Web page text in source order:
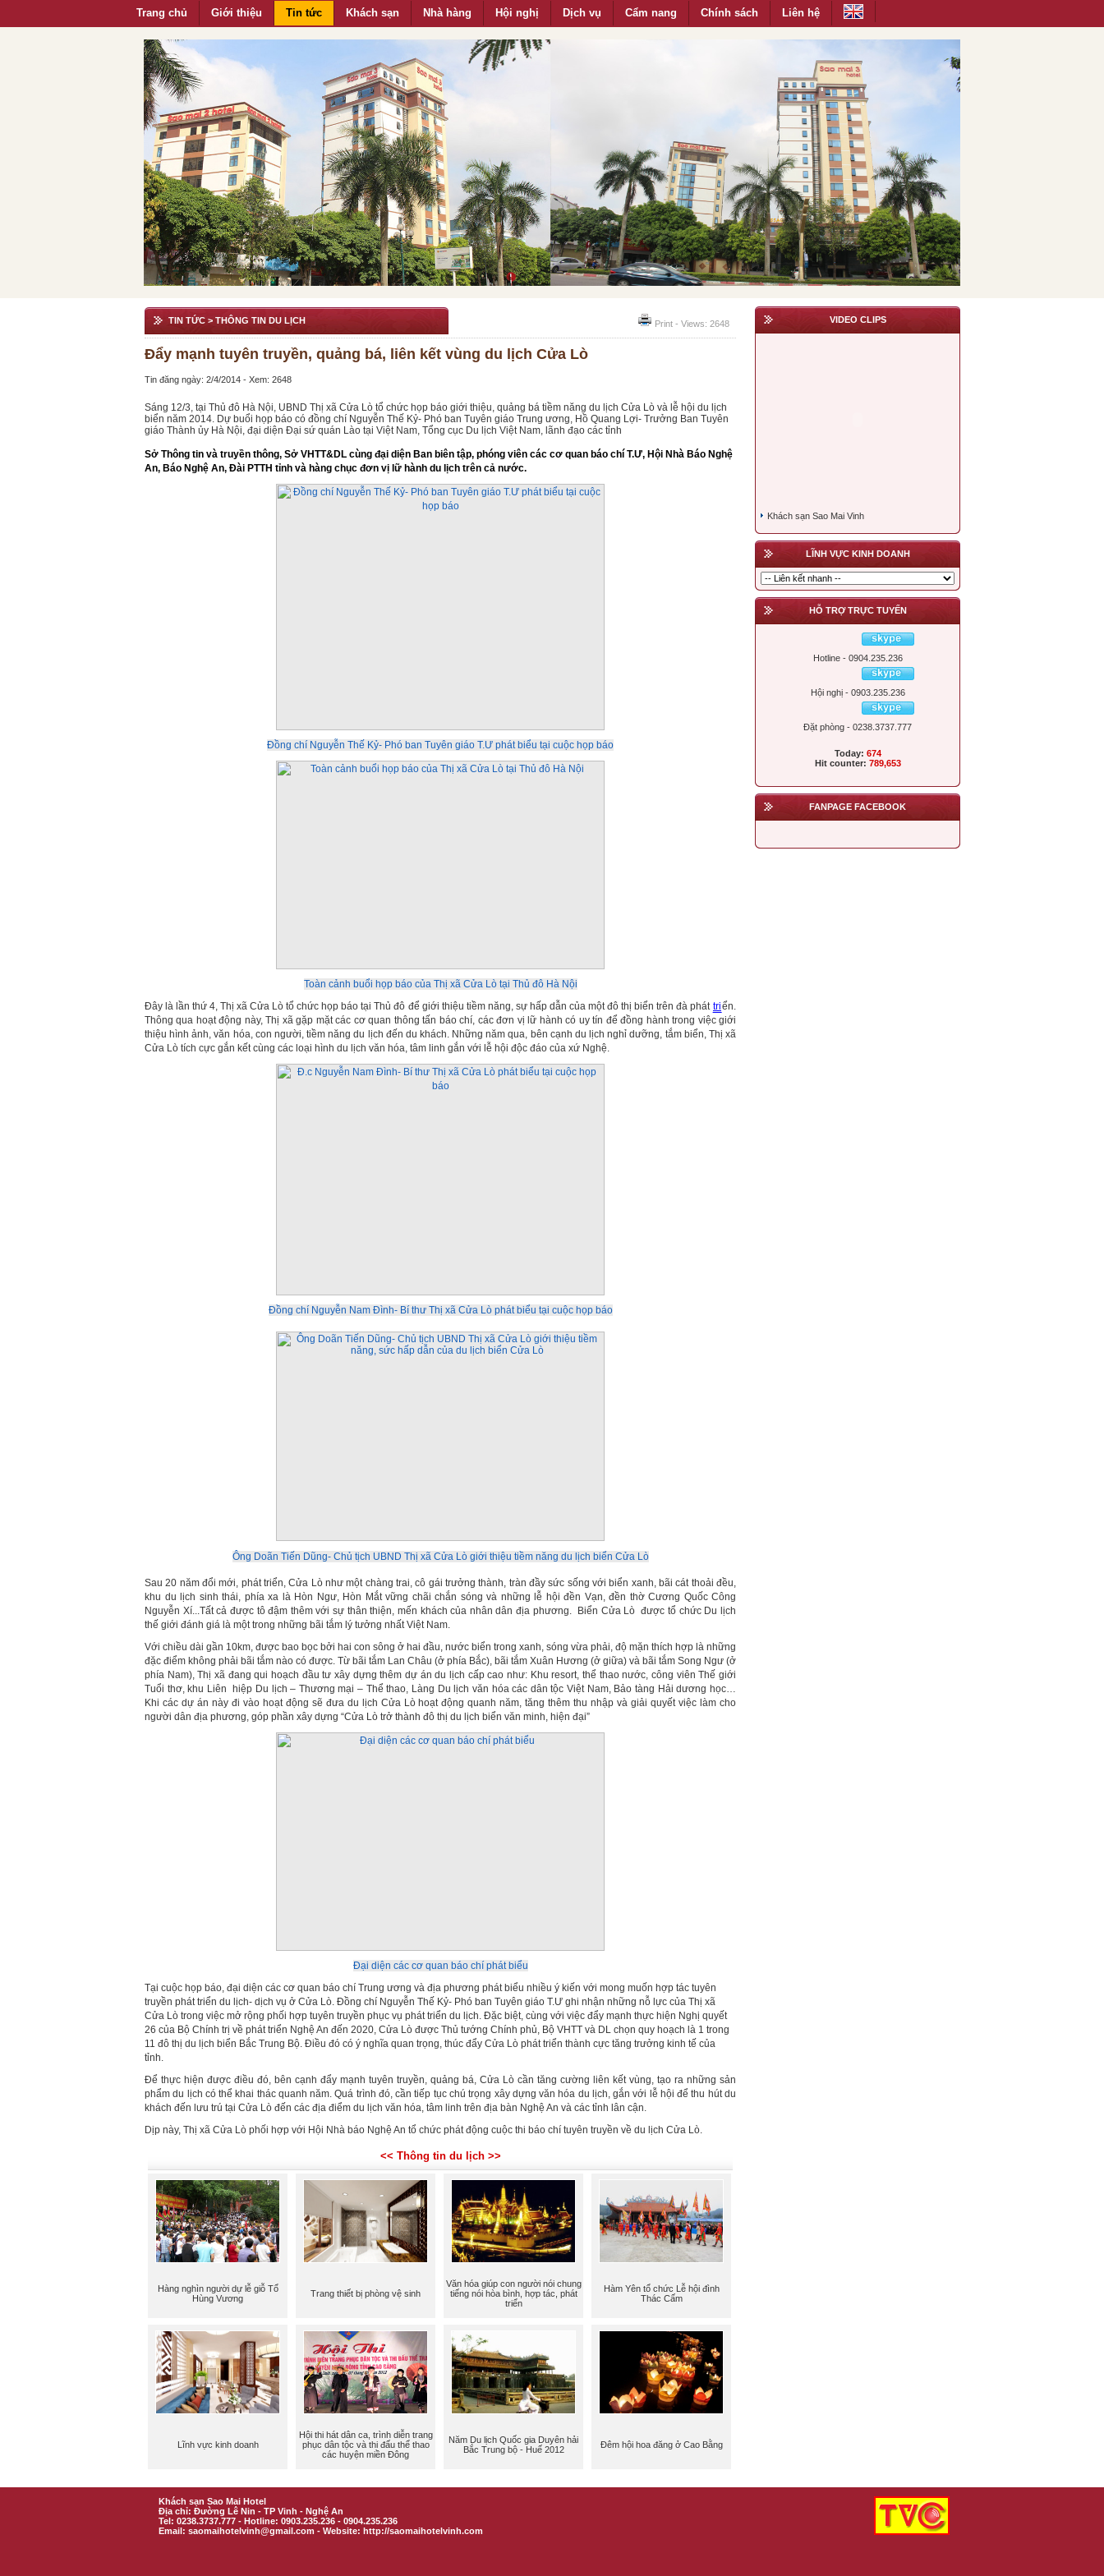
Trang chủ Giới thiệu Tin tức Khách sạn Nhà hàng Hội nghị Dịch vụ Cẩm nang Chính sách Liên hệ
TIN TỨC > THÔNG TIN DU LỊCH Print - Views: 2648
Đẩy mạnh tuyên truyền, quảng bá, liên kết vùng du lịch Cửa Lò
Tin đăng ngày: 2/4/2014 - Xem: 2648
Sáng 12/3, tại Thủ đô Hà Nội, UBND Thị xã Cửa Lò tổ chức họp báo giới thiệu, quảng bá tiềm năng du lịch Cửa Lò và lễ hội du lịch
biển năm 2014. Dự buổi họp báo có đồng chí Nguyễn Thế Kỷ- Phó ban Tuyên giáo Trung ương, Hồ Quang Lợi- Trưởng Ban Tuyên
giáo Thành ủy Hà Nội, đại diện Đại sứ quán Lào tại Việt Nam, Tổng cục Du lịch Việt Nam, lãnh đạo các tỉnh
Sở Thông tin và truyền thông, Sở VHTT&DL cùng đại diện Ban biên tập, phóng viên các cơ quan báo chí T.Ư, Hội Nhà Báo Nghệ
An, Báo Nghệ An, Đài PTTH tỉnh và hàng chục đơn vị lữ hành du lịch trên cả nước.
Đồng chí Nguyễn Thế Kỷ- Phó ban Tuyên giáo T.Ư phát biểu tại cuộc họp báo
Toàn cảnh buổi họp báo của Thị xã Cửa Lò tại Thủ đô Hà Nội
Đây là lần thứ 4, Thị xã Cửa Lò tổ chức họp báo tại Thủ đô để giới thiệu tiềm năng, sự hấp dẫn của một đô thị biển trên đà phát triển.
Thông qua hoạt động này, Thị xã gặp mặt các cơ quan thông tấn báo chí, các đơn vị lữ hành có uy tín để đồng hành trong việc giới
thiệu hình ảnh, văn hóa, con người, tiềm năng du lịch đến du khách. Những năm qua, bên cạnh du lịch nghỉ dưỡng, tắm biển, Thị xã
Cửa Lò tích cực gắn kết cùng các loại hình du lịch văn hóa, tâm linh gắn với lễ hội độc đáo của xứ Nghệ.
Đồng chí Nguyễn Nam Đình- Bí thư Thị xã Cửa Lò phát biểu tại cuộc họp báo
Ông Doãn Tiến Dũng- Chủ tịch UBND Thị xã Cửa Lò giới thiệu tiềm năng du lịch biển Cửa Lò
Sau 20 năm đổi mới, phát triển, Cửa Lò như một chàng trai, cô gái trưởng thành, tràn đầy sức sống với biển xanh, bãi cát thoải đều,
khu du lịch sinh thái, phía xa là Hòn Ngư, Hòn Mắt vững chãi chắn sóng và những lễ hội đền Vạn, đền thờ Cương Quốc Công
Nguyễn Xí...Tất cả được tô đậm thêm với sự thân thiện, mến khách của nhân dân địa phương. Biển Cửa Lò được tổ chức Du lịch
thế giới đánh giá là một trong những bãi tắm lý tưởng nhất Việt Nam.
Với chiều dài gần 10km, được bao bọc bởi hai con sông ở hai đầu, nước biển trong xanh, sóng vừa phải, độ mặn thích hợp là những
đặc điểm không phải bãi tắm nào có được. Từ bãi tắm Lan Châu (ở phía Bắc), bãi tắm Xuân Hương (ở giữa) và bãi tắm Song Ngư (ở
phía Nam), Thị xã đang qui hoạch đầu tư xây dựng thêm dự án du lịch cấp cao như: Khu resort, thể thao nước, công viên Thế giới
Tuổi thơ, khu Liên hiệp Du lịch – Thương mại – Thể thao, Làng Du lịch văn hóa các dân tộc Việt Nam, Bảo tàng Hải dương học…
Khi các dự án này đi vào hoạt động sẽ đưa du lịch Cửa Lò hoạt động quanh năm, tăng thêm thu nhập và giải quyết việc làm cho
người dân địa phương, góp phần xây dựng “Cửa Lò trở thành đô thị du lịch biển văn minh, hiện đại”
Đại diện các cơ quan báo chí phát biểu
Tại cuộc họp báo, đại diện các cơ quan báo chí Trung ương và địa phương phát biểu nhiều ý kiến với mong muốn hợp tác tuyên
truyền phát triển du lịch- dịch vụ ở Cửa Lò. Đồng chí Nguyễn Thế Kỷ- Phó ban Tuyên giáo T.Ư ghi nhận những nỗ lực của Thị xã
Cửa Lò trong việc mở rộng phối hợp tuyên truyền phục vụ phát triển du lịch. Đặc biệt, cùng với việc đẩy mạnh thực hiện Nghị quyết
26 của Bộ Chính trị về phát triển Nghệ An đến 2020, Cửa Lò được Thủ tướng Chính phủ, Bộ VHTT và DL chọn quy hoạch là 1 trong
11 đô thị du lịch biển Bắc Trung Bộ. Điều đó có ý nghĩa quan trọng, thúc đẩy Cửa Lò phát triển thành cực tăng trưởng kinh tế của
tỉnh.
Để thực hiện được điều đó, bên cạnh đẩy mạnh tuyên truyền, quảng bá, Cửa Lò cần tăng cường liên kết vùng, tạo ra những sản
phẩm du lịch có thể khai thác quanh năm. Quá trình đó, cần tiếp tục chú trọng xây dựng văn hóa du lịch, gắn với lễ hội để thu hút du
khách đến lưu trú tại Cửa Lò đến các địa điểm du lịch văn hóa, tâm linh trên địa bàn Nghệ An và các tỉnh lân cận.
Dịp này, Thị xã Cửa Lò phối hợp với Hội Nhà báo Nghệ An tổ chức phát động cuộc thi báo chí tuyên truyền về du lịch Cửa Lò.
<< Thông tin du lịch >>
Hàng nghìn người dự lễ giỗ Tổ
Hùng Vương
Trang thiết bị phòng vệ sinh
Văn hóa giúp con người nói chung
tiếng nói hòa bình, hợp tác, phát
triển
Hàm Yên tổ chức Lễ hội đình
Thác Cấm
Lĩnh vực kinh doanh
Hội thi hát dân ca, trình diễn trang
phục dân tộc và thi đấu thể thao
các huyện miền Đông
Năm Du lịch Quốc gia Duyên hải
Bắc Trung bộ - Huế 2012
Đêm hội hoa đăng ở Cao Bằng
VIDEO CLIPS
Khách sạn Sao Mai Vinh
LĨNH VỰC KINH DOANH
HỖ TRỢ TRỰC TUYẾN
Hotline - 0904.235.236
Hội nghị - 0903.235.236
Đặt phòng - 0238.3737.777
Today: 674
Hit counter: 789,653
FANPAGE FACEBOOK
Khách sạn Sao Mai Hotel
Địa chỉ: Đường Lê Nin - TP Vinh - Nghệ An
Tel: 0238.3737.777 - Hotline: 0903.235.236 - 0904.235.236
Email: saomaihotelvinh@gmail.com - Website: http://saomaihotelvinh.com